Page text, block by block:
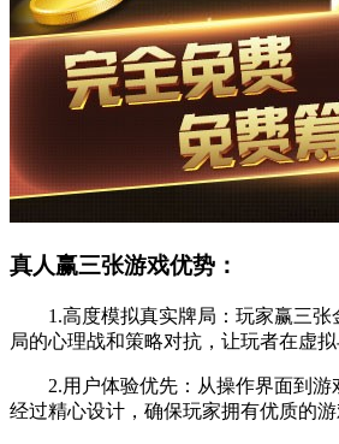
真人赢三张游戏优势：
1.高度模拟真实牌局：玩家赢三张
局的心理战和策略对抗，让玩者在虚拟
2.用户体验优先：从操作界面到游
经过精心设计，确保玩家拥有优质的游